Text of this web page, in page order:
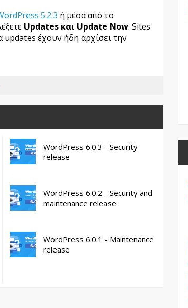
5.2.3 ή μέσα από το
Updates και Update Now. Sites
έχουν ήδη αρχίσει την
WordPress 6.0.3 - Security
release
WordPress 6.0.2 - Security and
maintenance release
WordPress 6.0.1 - Maintenance
release